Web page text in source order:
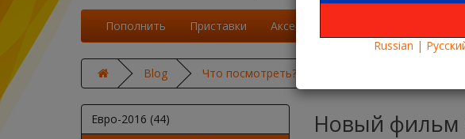
Пополнить Приставки Аксессуары
Blog Что посмотреть?
Евро-2016 (44)
Новый фильм
Russian |